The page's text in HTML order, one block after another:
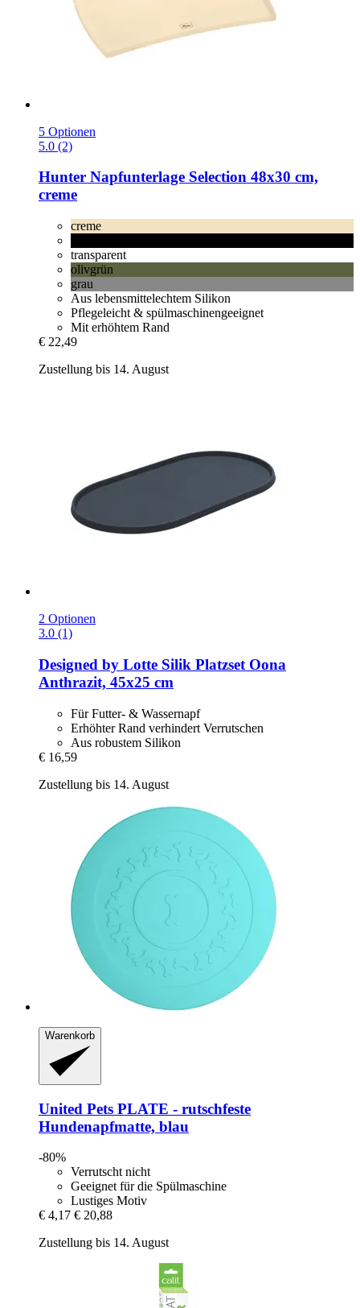
5 Optionen
5.0 (2)
Hunter Napfunterlage Selection 48x30 cm,
creme
creme
transparent
olivgrün
grau
Aus lebensmittelechtem Silikon
Pflegeleicht & spülmaschinengeeignet
Mit erhöhtem Rand
€ 22,49
Zustellung bis 14. August
2 Optionen
3.0 (1)
Designed by Lotte Silik Platzset Oona
Anthrazit, 45x25 cm
Für Futter- & Wassernapf
Erhöhter Rand verhindert Verrutschen
Aus robustem Silikon
€ 16,59
Zustellung bis 14. August
Warenkorb
United Pets PLATE -​ rutschfeste
Hundenapfmatte, blau
-80%
Verrutscht nicht
Geeignet für die Spülmaschine
Lustiges Motiv
€ 4,17 € 20,88
Zustellung bis 14. August